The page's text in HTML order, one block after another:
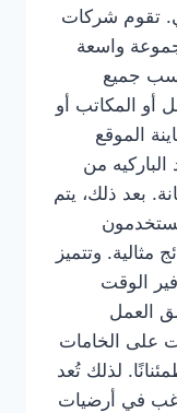
تقوم شركات
واسعة
جميع
أو المكاتب أو
الموقع
الباركيه من
بعد ذلك، يتم
مثالية. وتتميز
الوقت
العمل
على الخامات
لذلك تُعد
في أرضيات